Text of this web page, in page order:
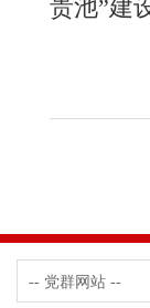
贵池”建
-- 党群网站 --